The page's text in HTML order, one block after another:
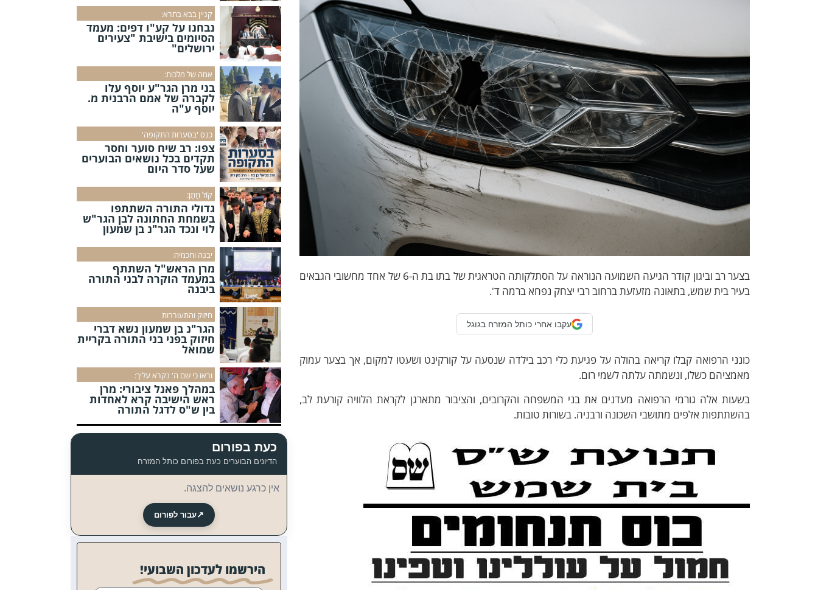
בצער רב וביגון קודר הגיעה השמועה הנוראה על הסתלקותה הטראגית של בתו בת ה-6 של אחד מחשובי הגבאים
בעיר בית שמש, בתאונה מזעזעת ברחוב רבי יצחק נפחא ברמה ד'.
עקבו אחרי כותל המזרח בגוגל
כונני הרפואה קבלו קריאה בהולה על פגיעת כלי רכב בילדה שנסעה על קורקינט ושעטו למקום, אך בצער עמוק
מאמציהם כשלו, ונשמתה עלתה לשמי רום.
בשעות אלה גורמי הרפואה מעדנים את בני המשפחה והקרובים, והציבור מתארגן לקראת הלוויה קורעת לב,
בהשתתפות אלפים מתושבי השכונה ורבניה. בשורות טובות.
קניין בבא בתרא:
נבחנו על קע"ו דפים: מעמד
הסיומים בישיבת "צעירים
ירושלים"
אמה של מלכות:
בני מרן הגר"ע יוסף עלו
לקברה של אמם הרבנית מ.
יוסף ע"ה
כנס 'בסערות התקופה'
צפו: רב שיח סוער וחסר
תקדים בכל נושאים הבוערים
שעל סדר היום
קוֹל חָתָן:
גדולי התורה השתתפו
בשמחת החתונה לבן הגר"ש
לוי ונכד הגר"נ בן שמעון
יבנה וחכמיה:
מרן הראש"ל השתתף
במעמד הוקרה לבני התורה
ביבנה
חיזוק והתעוררות
הגר"נ בן שמעון נשא דברי
חיזוק בפני בני התורה בקריית
שמואל
וראו כי שם ה' נקרא עליך:
במהלך פאנל ציבורי: מרן
ראש הישיבה קרא לאחדות
בין ש"ס לדגל התורה
כעת בפורום
הדיונים הבוערים כעת בפורום כותל המזרח
אין כרגע נושאים להצגה.
↗עבור לפורום
הירשמו לעדכון השבועי!